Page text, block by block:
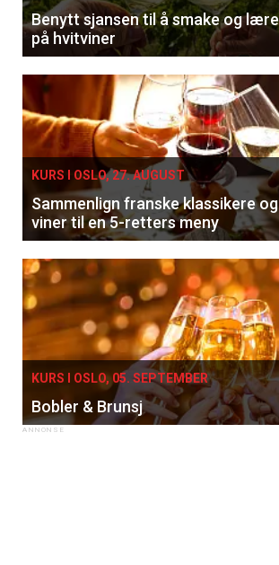
Benytt sjansen til å smake og
på hvitviner
KURS I OSLO, 27. AUGUST
Sammenlign franske klassikere
viner til en 5-retters meny
KURS I OSLO, 05. SEPTEMBER
Bobler & Brunsj